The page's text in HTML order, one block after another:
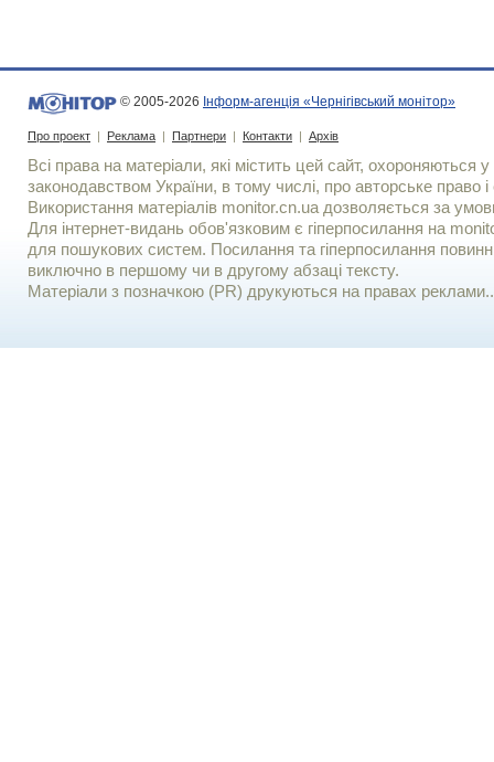
© 2005-2026 Інформ-агенція «Чернігівський монітор»
Про проект | Реклама | Партнери | Контакти | Архів
Всі права на матеріали, які містить цей сайт, охороняються у
законодавством України, в тому числі, про авторське право і
Використання матерiалiв monitor.cn.ua дозволяється за
Для iнтернет-видань обов'язковим є гiперпосилання на
для пошукових систем. Посилання та гіперпосилання
виключно в першому чи в другому абзаці тексту.
Матеріали з позначкою (PR) друкуються на правах реклами..